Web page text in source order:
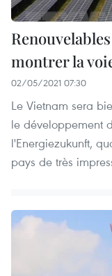
montrer la
02/05/2021 07:30
Le Vietnam sera
le développement
l'Energiezukunft,
pays de très